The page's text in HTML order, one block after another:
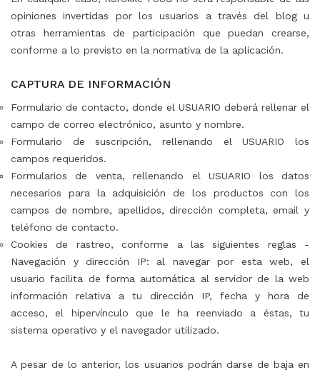
opiniones invertidas por los usuarios a través del blog u
otras herramientas de participación que puedan crearse,
conforme a lo previsto en la normativa de la aplicación.
CAPTURA DE INFORMACIÓN
Formulario de contacto, donde el USUARIO deberá rellenar el
campo de correo electrónico, asunto y nombre.
Formulario de suscripción, rellenando el USUARIO los
campos requeridos.
Formularios de venta, rellenando el USUARIO los datos
necesarios para la adquisición de los productos con los
campos de nombre, apellidos, dirección completa, email y
teléfono de contacto.
Cookies de rastreo, conforme a las siguientes reglas -
Navegación y dirección IP: al navegar por esta web, el
usuario facilita de forma automática al servidor de la web
información relativa a tu dirección IP, fecha y hora de
acceso, el hipervínculo que le ha reenviado a éstas, tu
sistema operativo y el navegador utilizado.
A pesar de lo anterior, los usuarios podrán darse de baja en